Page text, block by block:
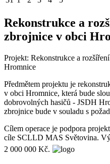
Rekonstrukce a
zbrojnice v obci
Projekt: Rekonstrukce a
Hromnice
Předmětem projektu je
v obci Hromnice, která bude
dobrovolných hasičů - JSDH
zbrojnice bude v souladu s
Cílem operace je podpora
cíle SCLLD MAS Světovina.
2 000 000 Kč.